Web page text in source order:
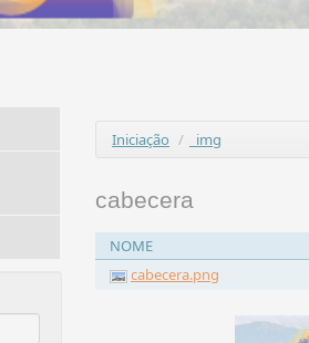
Iniciação / _img
cabecera
NOME
cabecera.png